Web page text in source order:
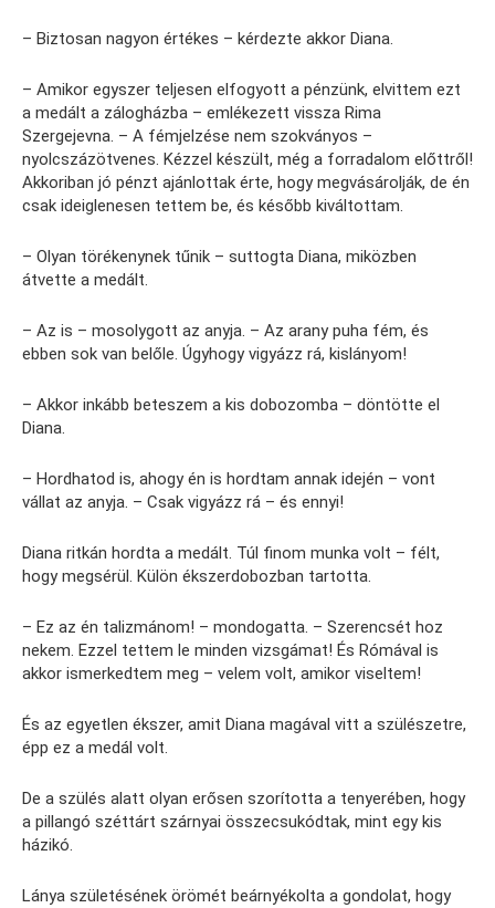
– Biztosan nagyon értékes – kérdezte akkor Diana.
– Amikor egyszer teljesen elfogyott a pénzünk, elvittem ezt
a medált a zálogházba – emlékezett vissza Rima
Szergejevna. – A fémjelzése nem szokványos –
nyolcszázötvenes. Kézzel készült, még a forradalom előttről!
Akkoriban jó pénzt ajánlottak érte, hogy megvásárolják, de én
csak ideiglenesen tettem be, és később kiváltottam.
– Olyan törékenynek tűnik – suttogta Diana, miközben
átvette a medált.
– Az is – mosolygott az anyja. – Az arany puha fém, és
ebben sok van belőle. Úgyhogy vigyázz rá, kislányom!
– Akkor inkább beteszem a kis dobozomba – döntötte el
Diana.
– Hordhatod is, ahogy én is hordtam annak idején – vont
vállat az anyja. – Csak vigyázz rá – és ennyi!
Diana ritkán hordta a medált. Túl finom munka volt – félt,
hogy megsérül. Külön ékszerdobozban tartotta.
– Ez az én talizmánom! – mondogatta. – Szerencsét hoz
nekem. Ezzel tettem le minden vizsgámat! És Rómával is
akkor ismerkedtem meg – velem volt, amikor viseltem!
És az egyetlen ékszer, amit Diana magával vitt a szülészetre,
épp ez a medál volt.
De a szülés alatt olyan erősen szorította a tenyerében, hogy
a pillangó széttárt szárnyai összecsukódtak, mint egy kis
házikó.
Lánya születésének örömét beárnyékolta a gondolat, hogy